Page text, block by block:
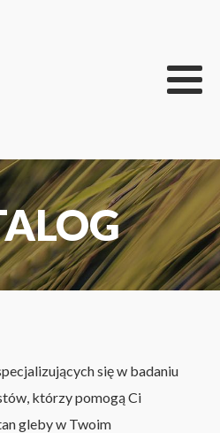
się w badaniu
którzy pomogą Ci
gleby w Twoim